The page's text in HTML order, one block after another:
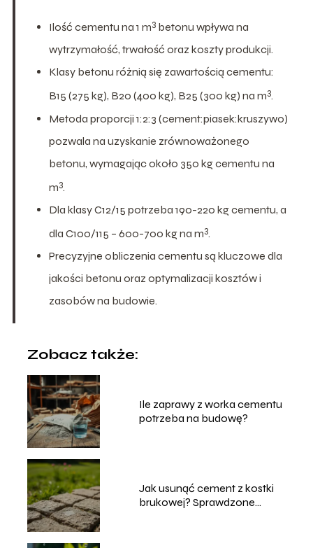
Ilość cementu na 1 m3betonu wpływa na
wytrzymałość, trwałość oraz koszty produkcji.
Klasy betonu różnią się zawartością cementu:
B15 (275 kg), B20 (400 kg), B25 (300 kg) na m3.
Metoda proporcji 1:2:3 (cement:piasek:kruszywo)
pozwala na uzyskanie zrównoważonego
betonu, wymagając około 350 kg cementu na
m3.
Dla klasy C12/15 potrzeba 190-220 kg cementu, a
dla C100/115 – 600-700 kg na m3.
Precyzyjne obliczenia cementu są kluczowe dla
jakości betonu oraz optymalizacji kosztów i
zasobów na budowie.
Zobacz także:
Ile zaprawy z worka cementu
potrzeba na budowę?
Jak usunąć cement z kostki
brukowej? Sprawdzone